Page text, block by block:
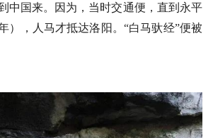
中国来。因为，当时交通便，直到永平
），人马才抵达洛阳。“白马驮经”便被